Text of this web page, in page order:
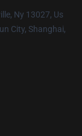
Ny 13027, Us
City, Shanghai,